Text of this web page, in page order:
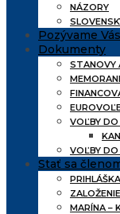
NÁZORY
Pozývame Vás
Dokumenty
STANOVY
VOĽBY DO
VOĽBY
Stať sa
MARÍNA –